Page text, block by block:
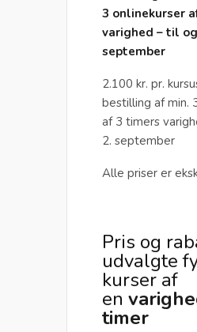
3 onlinekurser
varighed – til
september
2.100 kr. pr.
bestilling af min.
af 3 timers
2. september
Alle priser er
Pris og
udvalgte
kurser af
en
timer